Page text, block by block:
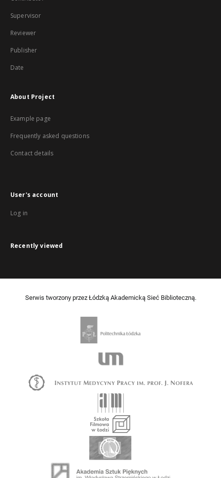
Supervisor
Reviewer
Publisher
Date
About Project
Example page
Frequently asked questions
Contact details
User's account
Log in
Recently viewed
Serwis tworzony przez Łódzką Akademicką Sieć Biblioteczną.